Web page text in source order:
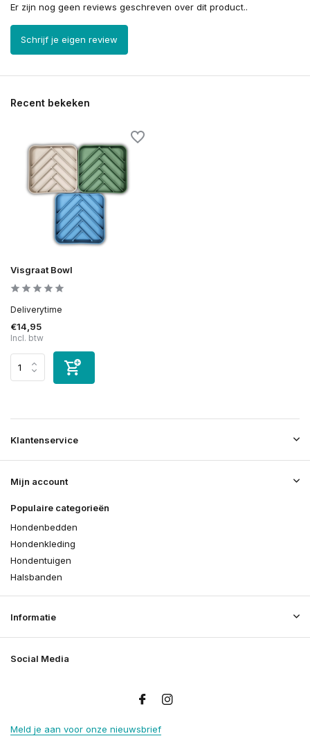
Er zijn nog geen reviews geschreven over dit product..
Schrijf je eigen review
Recent bekeken
Visgraat Bowl
Deliverytime
€14,95
Incl. btw
Klantenservice
Mijn account
Populaire categorieën
Hondenbedden
Hondenkleding
Hondentuigen
Halsbanden
Informatie
Social Media
Meld je aan voor onze nieuwsbrief